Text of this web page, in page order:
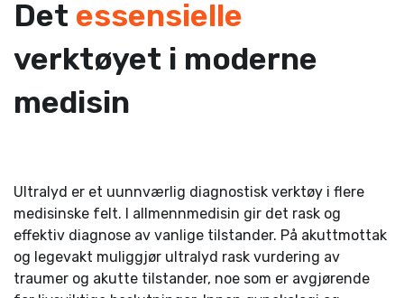
Det essensielle
verktøyet i moderne
medisin
Ultralyd er et uunnværlig diagnostisk verktøy i flere
medisinske felt. I allmennmedisin gir det rask og
effektiv diagnose av vanlige tilstander. På akuttmottak
og legevakt muliggjør ultralyd rask vurdering av
traumer og akutte tilstander, noe som er avgjørende